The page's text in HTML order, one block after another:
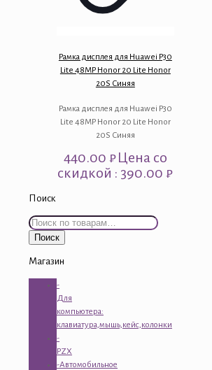
Рамка дисплея для Huawei P30
Lite 48MP Honor 20 Lite Honor
20S Синяя
Рамка дисплея для Huawei P30
Lite 48MP Honor 20 Lite Honor
20S Синяя
440.00 ₽Цена со
скидкой : 390.00 ₽
Поиск
Искать:
Поиск
Магазин
-
Для
компьютера:
клавиатура,мышь,кейс,колонки
-
PZX
-Автомобильное